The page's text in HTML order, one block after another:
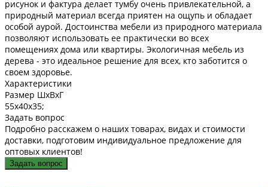
рисунок и фактура делает тумбу очень привлекательной, а
природный материал всегда приятен на ощупь и обладает
особой аурой. Достоинства мебели из природного материала
позволяют использовать ее практически во всех
помещениях дома или квартиры. Экологичная мебель из
дерева - это идеальное решение для всех, кто заботится о
своем здоровье.
Характеристики
Размер ШxВxГ
55x40x35;
Задать вопрос
Подробно расскажем о наших товарах, видах и стоимости
доставки, подготовим индивидуальное предложение для
оптовых клиентов!
Задать вопрос